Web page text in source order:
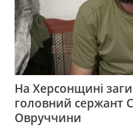
На Херсонщині
головний сержант
Овруччини